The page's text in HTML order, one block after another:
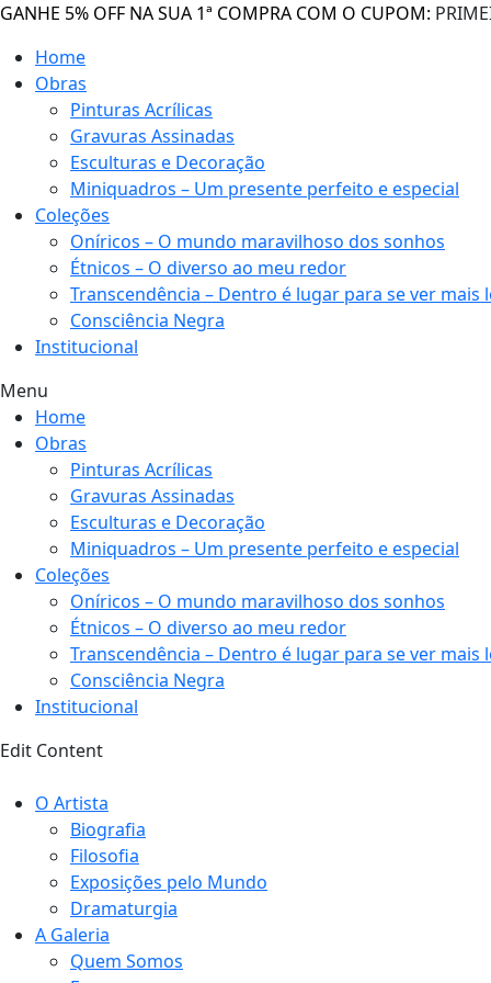
GANHE 5% OFF NA SUA 1ª COMPRA COM O CUPOM:
Home
Obras
Pinturas Acrílicas
Gravuras Assinadas
Esculturas e Decoração
Miniquadros – Um presente perfeito e especial
Coleções
Oníricos – O mundo maravilhoso dos sonhos
Étnicos – O diverso ao meu redor
Transcendência – Dentro é lugar para se ver mais
Consciência Negra
Institucional
Menu
Home
Obras
Pinturas Acrílicas
Gravuras Assinadas
Esculturas e Decoração
Miniquadros – Um presente perfeito e especial
Coleções
Oníricos – O mundo maravilhoso dos sonhos
Étnicos – O diverso ao meu redor
Transcendência – Dentro é lugar para se ver mais
Consciência Negra
Institucional
Edit Content
O Artista
Biografia
Filosofia
Exposições pelo Mundo
Dramaturgia
A Galeria
Quem Somos